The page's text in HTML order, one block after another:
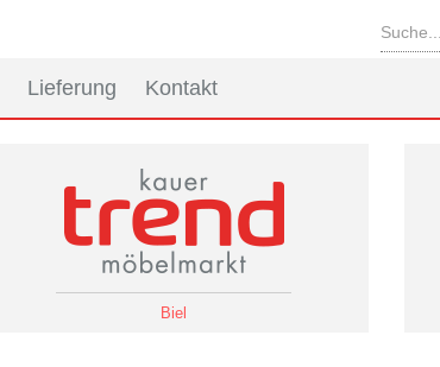
Lieferung Kontakt
Biel